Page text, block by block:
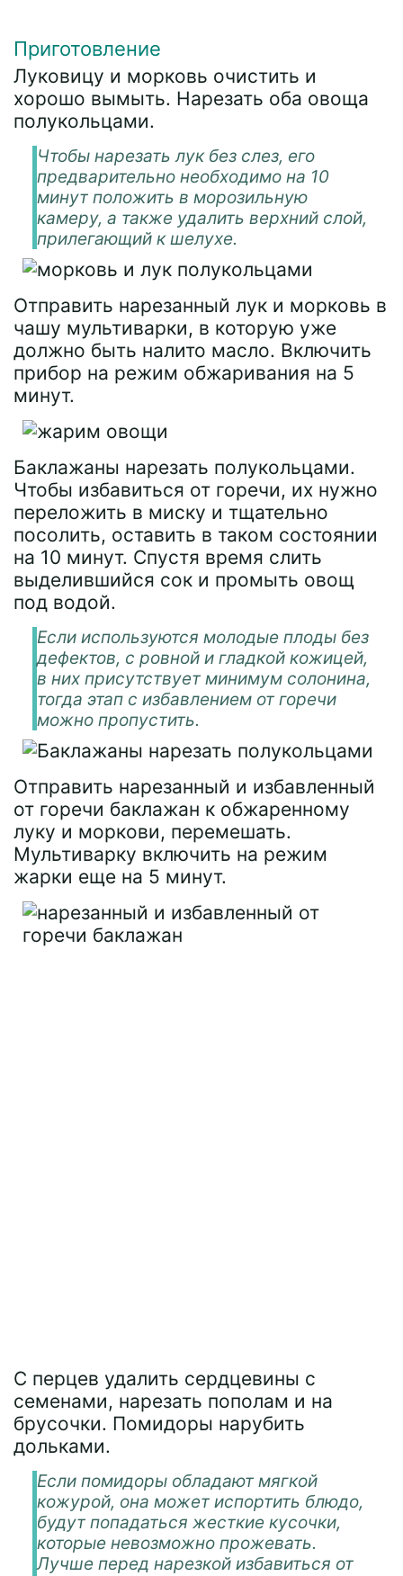
Приготовление
Луковицу и морковь очистить и
хорошо вымыть. Нарезать оба овоща
полукольцами.
Чтобы нарезать лук без слез, его
предварительно необходимо на 10
минут положить в морозильную
камеру, а также удалить верхний слой,
прилегающий к шелухе.
Отправить нарезанный лук и морковь в
чашу мультиварки, в которую уже
должно быть налито масло. Включить
прибор на режим обжаривания на 5
минут.
Баклажаны нарезать полукольцами.
Чтобы избавиться от горечи, их нужно
переложить в миску и тщательно
посолить, оставить в таком состоянии
на 10 минут. Спустя время слить
выделившийся сок и промыть овощ
под водой.
Если используются молодые плоды без
дефектов, с ровной и гладкой кожицей,
в них присутствует минимум солонина,
тогда этап с избавлением от горечи
можно пропустить.
Отправить нарезанный и избавленный
от горечи баклажан к обжаренному
луку и моркови, перемешать.
Мультиварку включить на режим
жарки еще на 5 минут.
С перцев удалить сердцевины с
семенами, нарезать пополам и на
брусочки. Помидоры нарубить
дольками.
Если помидоры обладают мягкой
кожурой, она может испортить блюдо,
будут попадаться жесткие кусочки,
которые невозможно прожевать.
Лучше перед нарезкой избавиться от